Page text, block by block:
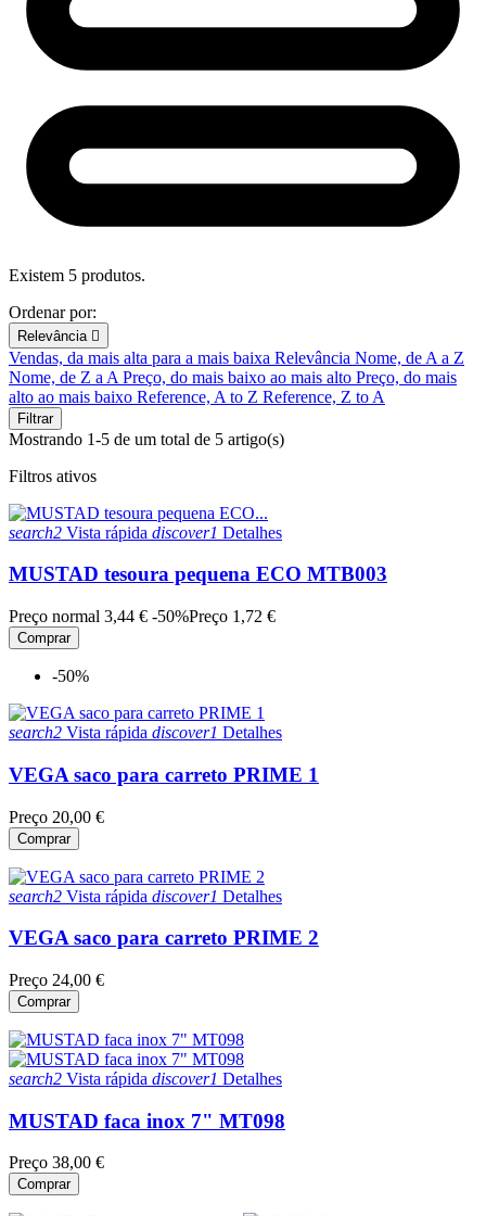
Existem 5 produtos.
Ordenar por:
Relevância 
Vendas, da mais alta para a mais baixa Relevância Nome, de A a Z
Nome, de Z a A Preço, do mais baixo ao mais alto Preço, do mais
alto ao mais baixo Reference, A to Z Reference, Z to A
Filtrar
Mostrando 1-5 de um total de 5 artigo(s)
Filtros ativos
search2 Vista rápida discover1 Detalhes
MUSTAD tesoura pequena ECO MTB003
Preço normal 3,44 € -50%Preço 1,72 €
Comprar
-50%
search2 Vista rápida discover1 Detalhes
VEGA saco para carreto PRIME 1
Preço 20,00 €
Comprar
search2 Vista rápida discover1 Detalhes
VEGA saco para carreto PRIME 2
Preço 24,00 €
Comprar
search2 Vista rápida discover1 Detalhes
MUSTAD faca inox 7" MT098
Preço 38,00 €
Comprar